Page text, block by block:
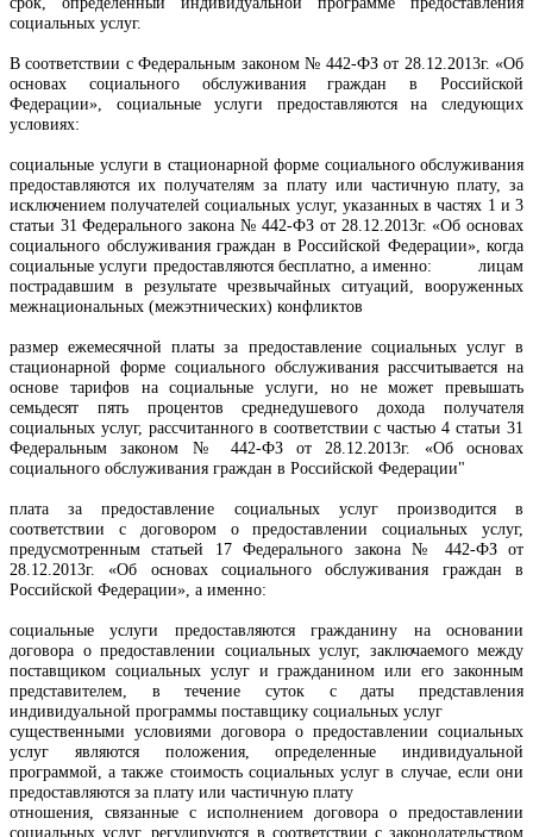
социальных услуг.
В соответствии с Федеральным законом № 442-ФЗ от 28.12.2013г. «Об
основах социального обслуживания граждан в Российской
Федерации», социальные услуги предоставляются на следующих
условиях:
социальные услуги в стационарной форме социального обслуживания
предоставляются их получателям за плату или частичную плату, за
исключением получателей социальных услуг, указанных в частях 1 и 3
статьи 31 Федерального закона № 442-ФЗ от 28.12.2013г. «Об основах
социального обслуживания граждан в Российской Федерации», когда
социальные услуги предоставляются бесплатно, а именно:         лицам
пострадавшим в результате чрезвычайных ситуаций, вооруженных
межнациональных (межэтнических) конфликтов
размер ежемесячной платы за предоставление социальных услуг в
стационарной форме социального обслуживания рассчитывается на
основе тарифов на социальные услуги, но не может превышать
семьдесят пять процентов среднедушевого дохода получателя
социальных услуг, рассчитанного в соответствии с частью 4 статьи 31
Федеральным законом № 442-ФЗ от 28.12.2013г. «Об основах
социального обслуживания граждан в Российской Федерации"
плата за предоставление социальных услуг производится в
соответствии с договором о предоставлении социальных услуг,
предусмотренным статьей 17 Федерального закона № 442-ФЗ от
28.12.2013г. «Об основах социального обслуживания граждан в
Российской Федерации», а именно:
социальные услуги предоставляются гражданину на основании
договора о предоставлении социальных услуг, заключаемого между
поставщиком социальных услуг и гражданином или его законным
представителем, в течение суток с даты представления
индивидуальной программы поставщику социальных услуг
существенными условиями договора о предоставлении социальных
услуг являются положения, определенные индивидуальной
программой, а также стоимость социальных услуг в случае, если они
предоставляются за плату или частичную плату
отношения, связанные с исполнением договора о предоставлении
социальных услуг, регулируются в соответствии с законодательством